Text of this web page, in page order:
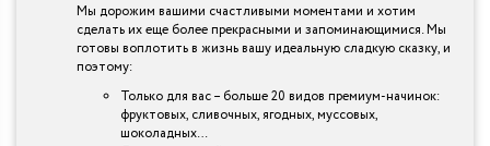
Мы дорожим вашими счастливыми моментами и хотим
сделать их еще более прекрасными и запоминающимися. Мы
готовы воплотить в жизнь вашу идеальную сладкую сказку, и
поэтому:
Только для вас – больше 20 видов премиум-начинок:
фруктовых, сливочных, ягодных, муссовых,
шоколадных…